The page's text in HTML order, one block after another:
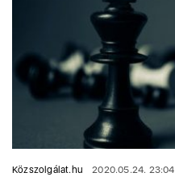
Közszolgálat.hu 2020.05.24. 23:04